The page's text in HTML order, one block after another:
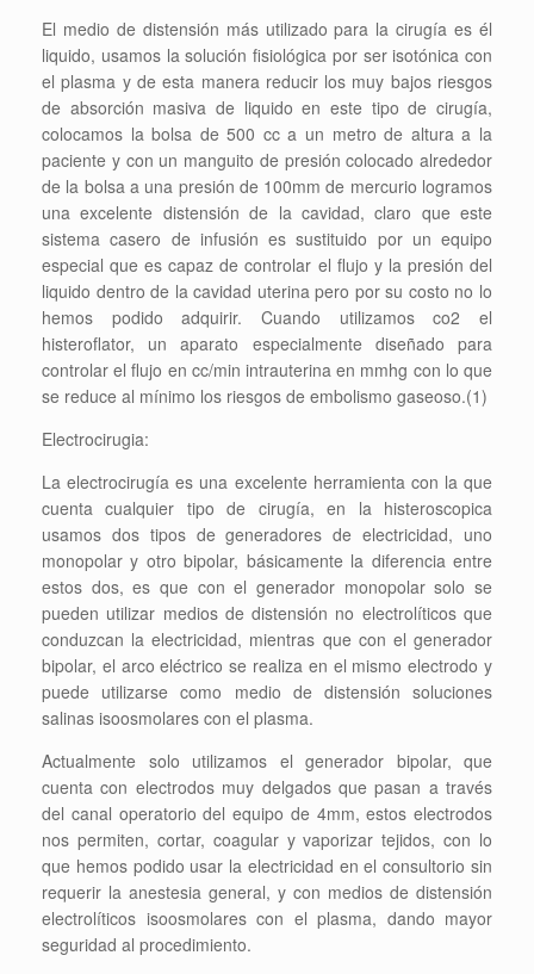
El medio de distensión más utilizado para la cirugía es él
liquido, usamos la solución fisiológica por ser isotónica con
el plasma y de esta manera reducir los muy bajos riesgos
de absorción masiva de liquido en este tipo de cirugía,
colocamos la bolsa de 500 cc a un metro de altura a la
paciente y con un manguito de presión colocado alrededor
de la bolsa a una presión de 100mm de mercurio logramos
una excelente distensión de la cavidad, claro que este
sistema casero de infusión es sustituido por un equipo
especial que es capaz de controlar el flujo y la presión del
liquido dentro de la cavidad uterina pero por su costo no lo
hemos podido adquirir. Cuando utilizamos co2 el
histeroflator, un aparato especialmente diseñado para
controlar el flujo en cc/min intrauterina en mmhg con lo que
se reduce al mínimo los riesgos de embolismo gaseoso.(1)
Electrocirugia:
La electrocirugía es una excelente herramienta con la que
cuenta cualquier tipo de cirugía, en la histeroscopica
usamos dos tipos de generadores de electricidad, uno
monopolar y otro bipolar, básicamente la diferencia entre
estos dos, es que con el generador monopolar solo se
pueden utilizar medios de distensión no electrolíticos que
conduzcan la electricidad, mientras que con el generador
bipolar, el arco eléctrico se realiza en el mismo electrodo y
puede utilizarse como medio de distensión soluciones
salinas isoosmolares con el plasma.
Actualmente solo utilizamos el generador bipolar, que
cuenta con electrodos muy delgados que pasan a través
del canal operatorio del equipo de 4mm, estos electrodos
nos permiten, cortar, coagular y vaporizar tejidos, con lo
que hemos podido usar la electricidad en el consultorio sin
requerir la anestesia general, y con medios de distensión
electrolíticos isoosmolares con el plasma, dando mayor
seguridad al procedimiento.